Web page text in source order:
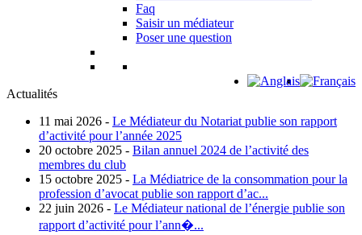
Faq
Saisir un médiateur
Poser une question
Actualités
11 mai 2026 - Le Médiateur du Notariat publie son rapport
d’activité pour l’année 2025
20 octobre 2025 - Bilan annuel 2024 de l’activité des
membres du club
15 octobre 2025 - La Médiatrice de la consommation pour la
profession d’avocat publie son rapport d’ac...
22 juin 2026 - Le Médiateur national de l’énergie publie son
rapport d’activité pour l’ann�...